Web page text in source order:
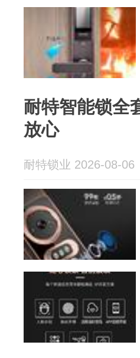
耐特智能锁全
放心
耐特锁业 2026-08-06